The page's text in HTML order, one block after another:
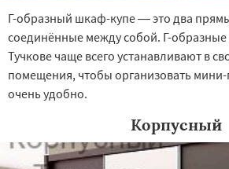
Г-образный шкаф-купе — это два
соединённые между собой. Г-
Тучкове чаще всего устанавливают в
помещения, чтобы организовать
очень удобно.
Корпусный